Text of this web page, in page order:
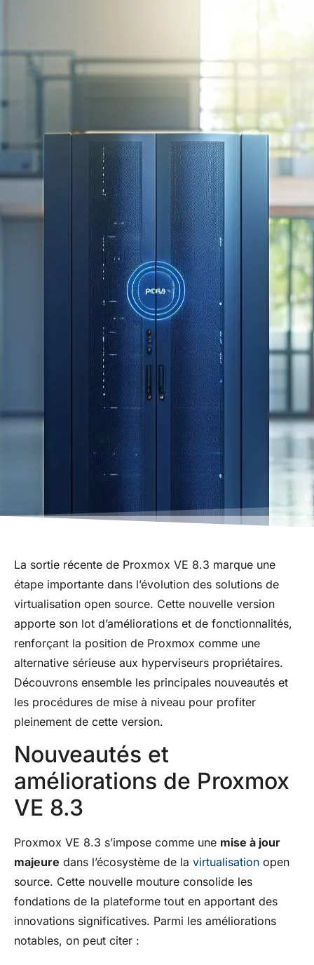
La sortie récente de Proxmox VE 8.3 marque une
étape importante dans l’évolution des solutions de
virtualisation open source. Cette nouvelle version
apporte son lot d’améliorations et de fonctionnalités,
renforçant la position de Proxmox comme une
alternative sérieuse aux hyperviseurs propriétaires.
Découvrons ensemble les principales nouveautés et
les procédures de mise à niveau pour profiter
pleinement de cette version.
Nouveautés et
améliorations de Proxmox
VE 8.3
Proxmox VE 8.3 s’impose comme une mise à jour
majeure dans l’écosystème de la virtualisation open
source. Cette nouvelle mouture consolide les
fondations de la plateforme tout en apportant des
innovations significatives. Parmi les améliorations
notables, on peut citer :